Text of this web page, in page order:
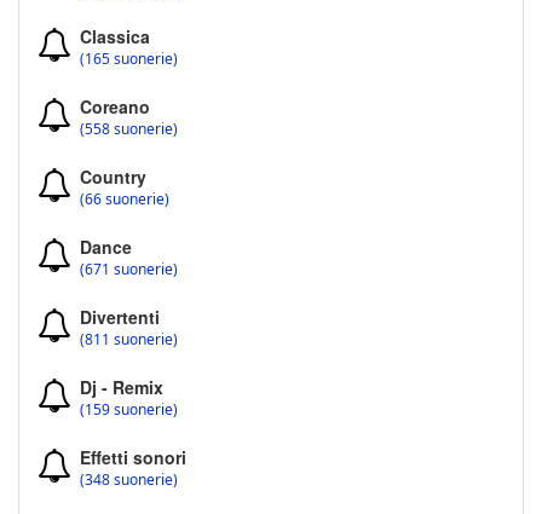
Classica
(165 suonerie)
Coreano
(558 suonerie)
Country
(66 suonerie)
Dance
(671 suonerie)
Divertenti
(811 suonerie)
Dj - Remix
(159 suonerie)
Effetti sonori
(348 suonerie)